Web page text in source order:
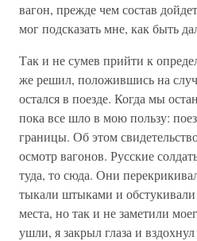
вагон, прежде чем состав
мог подсказать мне, как быть
Так и не сумев прийти к
же решил, положившись на
остался в поезде. Когда мы
пока все шло в мою пользу:
границы. Об этом
осмотр вагонов. Русские
туда, то сюда. Они
тыкали штыками и обстукивали
места, но так и не заметили
ушли, я закрыл глаза и